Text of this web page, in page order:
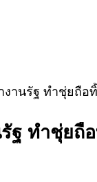
านรัฐ ทำชุ่ยถือ
ฐ ทำชุ่ยถื